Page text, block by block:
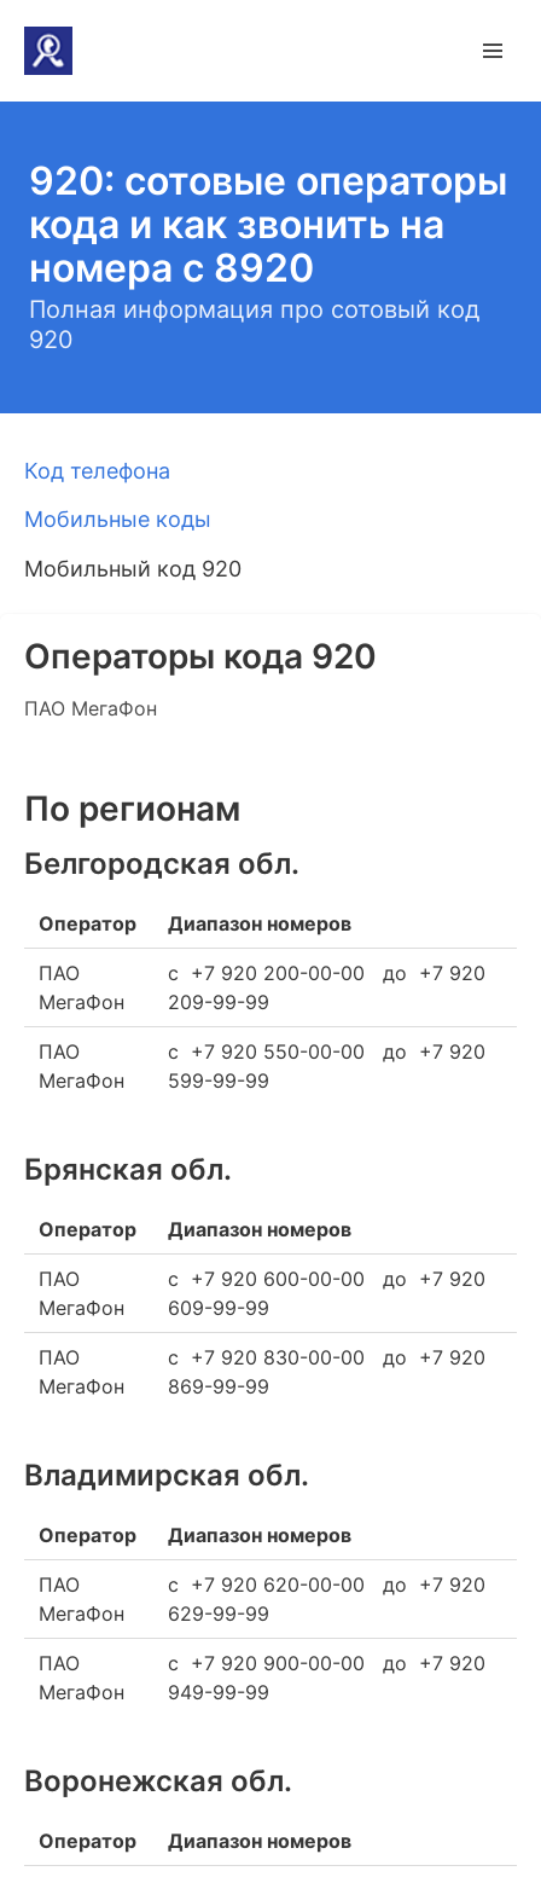
920: сотовые операторы
кода и как звонить на
номера с 8920
Полная информация про сотовый код
920
Код телефона
Мобильные коды
Мобильный код 920
Операторы кода 920
ПАО МегаФон
По регионам
Белгородская обл.
Оператор Диапазон номеров
ПАО
МегаФон
c +7 920 200-00-00 до +7 920
209-99-99
ПАО
МегаФон
c +7 920 550-00-00 до +7 920
599-99-99
Брянская обл.
Оператор Диапазон номеров
ПАО
МегаФон
c +7 920 600-00-00 до +7 920
609-99-99
ПАО
МегаФон
c +7 920 830-00-00 до +7 920
869-99-99
Владимирская обл.
Оператор Диапазон номеров
ПАО
МегаФон
c +7 920 620-00-00 до +7 920
629-99-99
ПАО
МегаФон
c +7 920 900-00-00 до +7 920
949-99-99
Воронежская обл.
Оператор Диапазон номеров